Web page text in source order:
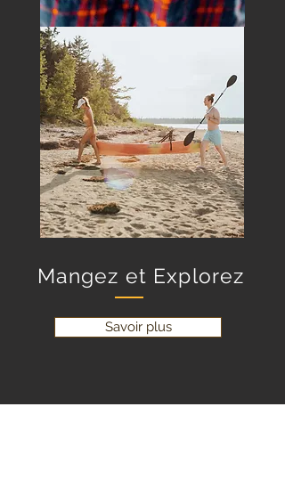
Mangez et Explorez
Savoir plus